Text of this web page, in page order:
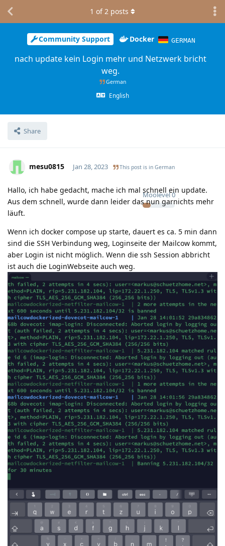
Community Support Docker GERMAN
nach update kein Login mehr und Netzwerk bricht
weg.
German
English
Share
1 of2 posts
mesu0815
Moolevel0
Jan 28, 2023 This post is in German
Hallo, ich habe gedacht, mache ich mal schnell ein update.
Aus dem schnell, wurde dann leider das nun garnichts mehr
läuft.
Wenn ich docker compose up starte, dauert es ca. 5 min dann
sind die SSH Verbindung weg, Loginseite der Mailcow kommt,
aber Login ist nicht möglich. Wenn die ssh Session abbricht
ist auch die LoginWebseite auch weg.